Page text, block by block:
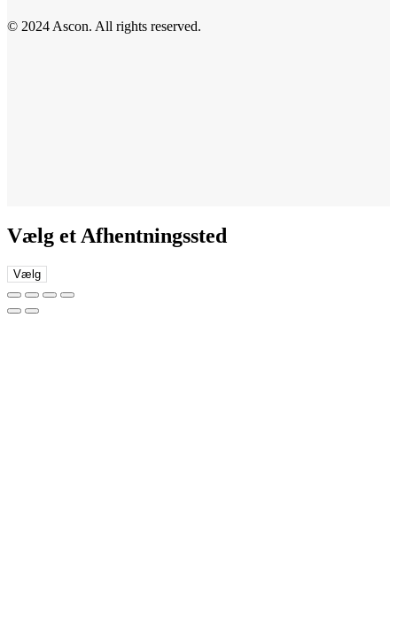
© 2024 Ascon. All rights reserved.
Vælg et Afhentningssted
Vælg